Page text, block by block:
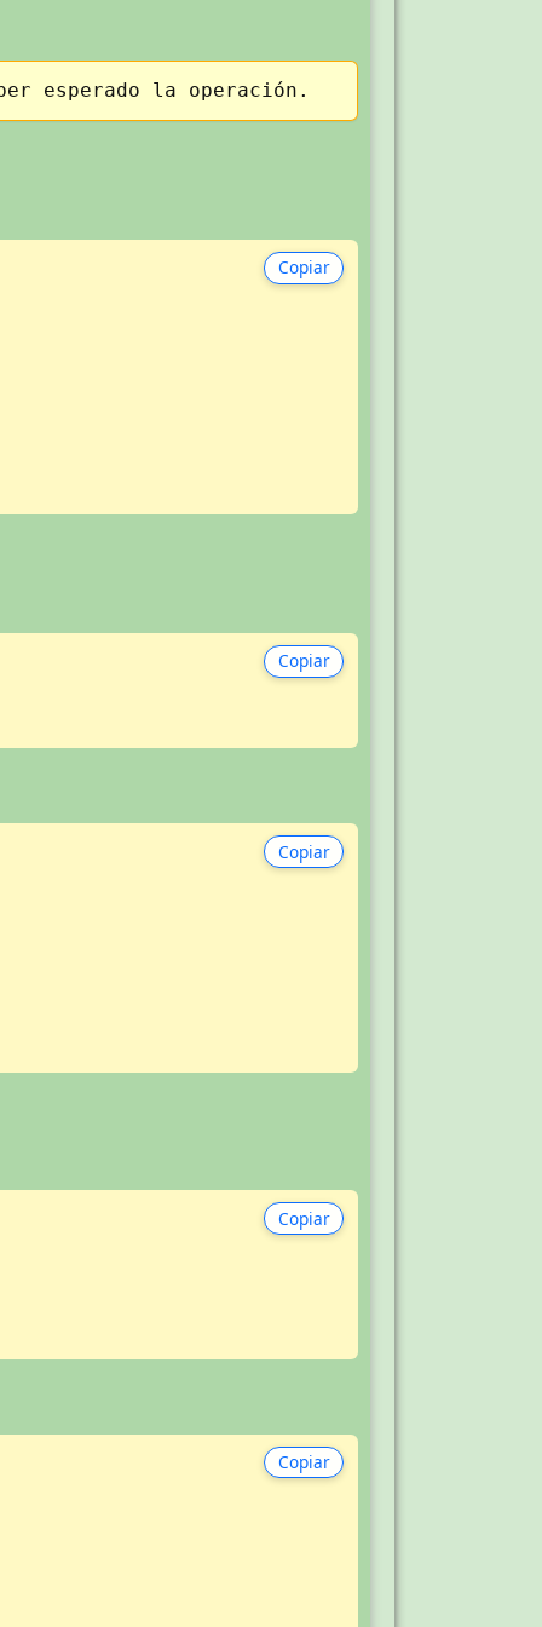
esperado la operación.
Copiar
Copiar
Copiar
Copiar
Copiar